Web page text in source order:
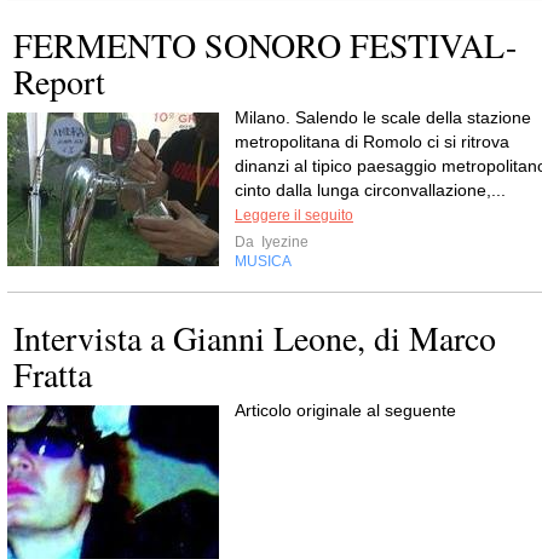
FERMENTO SONORO FESTIVAL-
Report
Milano. Salendo le scale della stazione
metropolitana di Romolo ci si ritrova
dinanzi al tipico paesaggio
cinto dalla lunga circonvallazione,...
Leggere il seguito
Da
Iyezine
MUSICA
Intervista a Gianni Leone, di Marco
Fratta
Articolo originale al seguente